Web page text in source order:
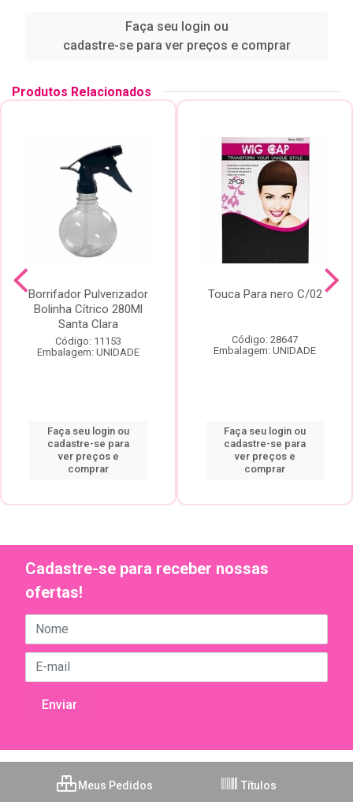
Faça seu login ou
cadastre-se para ver preços e comprar
Produtos Relacionados
Borrifador Pulverizador
Bolinha Cítrico 280Ml
Santa Clara
Código: 11153
Embalagem: UNIDADE
Faça seu login ou
cadastre-se para
ver preços e
comprar
Touca Para nero C/02
Código: 28647
Embalagem: UNIDADE
Faça seu login ou
cadastre-se para
ver preços e
comprar
Cadastre-se para receber nossas
ofertas!
Meus Pedidos Títulos